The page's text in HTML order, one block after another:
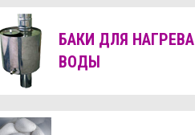
БАКИ ДЛЯ НАГРЕВА
ВОДЫ